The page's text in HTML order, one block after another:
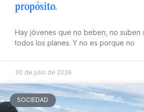
propósito.
Hay jóvenes que no beben, no suben
todos los planes. Y no es porque no
30 de julio de 2026
SOCIEDAD